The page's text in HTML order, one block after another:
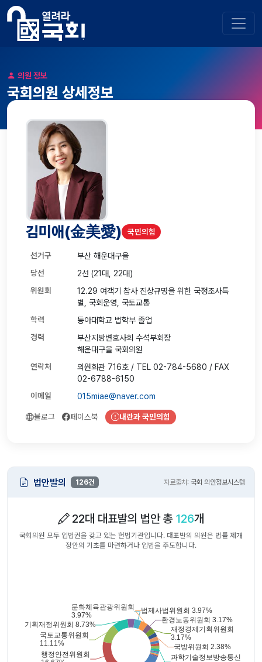
의원 정보
국회의원 상세정보
김미애 (金美愛) 국민의힘
선거구
부산 해운대구을
당선
2선 (21대, 22대)
위원회
12.29 여객기 참사 진상규명을 위한 국정조사특
별, 국회운영, 국토교통
학력
동아대학교 법학부 졸업
경력
부산지방변호사회 수석부회장
해운대구을 국회의원
연락처
의원회관 716호 / TEL 02-784-5680 / FAX
02-6788-6150
이메일
015miae@naver.com
블로그 페이스북 내란과 국민의힘
법안발의 126건 자료출처: 국회 의안정보시스템
22대 대표발의 법안 총 126개
국회의원 모두 입법권을 갖고 있는 헌법기관입니다. 대표발의 의원은 법률 제개
정안의 기초를 마련하거나 입법을 주도합니다.